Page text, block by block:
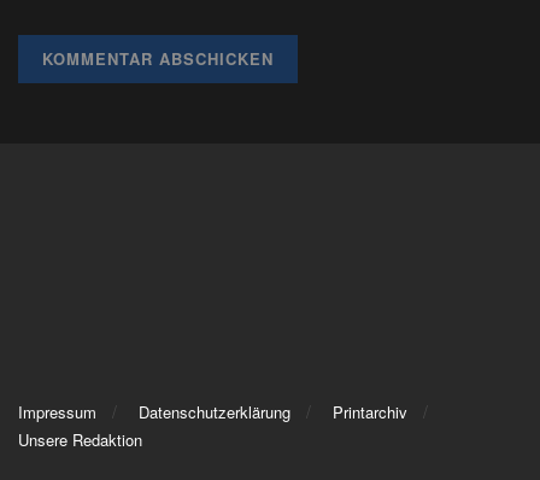
Impressum Datenschutzerklärung
Printarchiv
Unsere Redaktion